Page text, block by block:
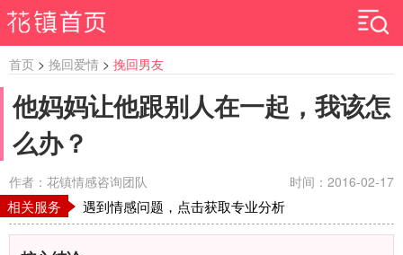
首页 > 挽回爱情 > 挽回男友
他妈妈让他跟别人在一起，我该怎
么办？
作者：花镇情感咨询团队 时间：2016-02-17
相关服务 遇到情感问题，点击获取专业分析